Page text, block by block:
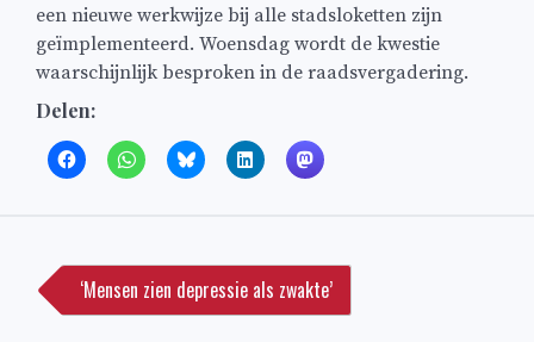
een nieuwe werkwijze bij alle stadsloketten zijn
geïmplementeerd. Woensdag wordt de kwestie
waarschijnlijk besproken in de raadsvergadering.
Delen:
navigatie
‘Mensen zien depressie als zwakte’